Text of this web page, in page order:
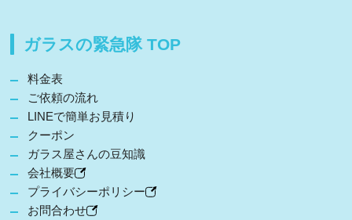
ガラスの緊急隊 TOP
料金表
ご依頼の流れ
LINEで簡単お見積り
クーポン
ガラス屋さんの豆知識
会社概要
プライバシーポリシー
お問合わせ